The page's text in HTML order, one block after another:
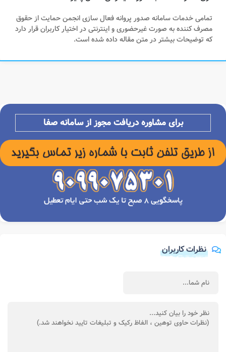
تمامی خدمات سامانه صدور پروانه فعال سازی انجمن حمایت از حقوق
مصرف کننده به صورت غیرحضوری و اینترنتی در اختیار کاربران قرار دارد
که توضیحات بیشتر در متن مقاله داده شده است.
برای مشاوره دریافت مجوز از سامانه صفا
نظرات کاربران